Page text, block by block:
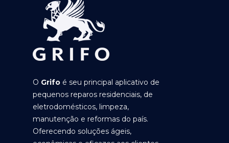
O Grifo é seu principal aplicativo de
pequenos reparos residenciais, de
eletrodomésticos, limpeza,
manutenção e reformas do país.
Oferecendo soluções ágeis,